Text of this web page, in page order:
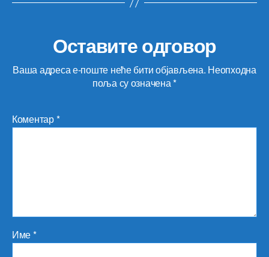
Оставите одговор
Ваша адреса е-поште неће бити објављена. Неопходна
поља су означена*
Коментар*
Име*